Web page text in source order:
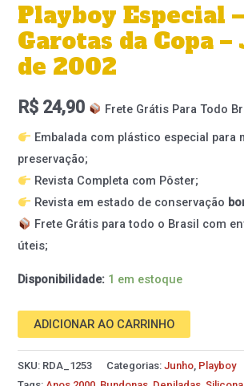
Playboy Especial –
Garotas da Copa
de 2002
R$ 24,90
Frete Grátis Para Todo
Embalada com plástico especial para
preservação;
Revista Completa com Pôster;
Revista em estado de conservação
Frete Grátis para todo o Brasil com
úteis;
Disponibilidade: 1 em estoque
ADICIONAR AO CARRINHO
SKU: RDA_1253 Categorias:Junho Playboy